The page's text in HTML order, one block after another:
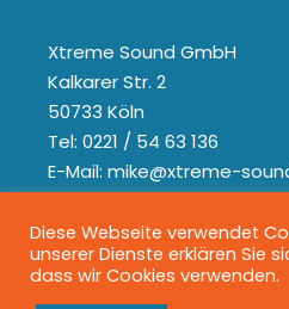
Xtreme Sound GmbH
Kalkarer Str. 2
50733 Köln
Tel: 0221 / 54 63 136
E-Mail: mike@xtreme-
Diese Webseite verwendet
unserer Dienste erklären Sie
dass wir Cookies verwenden.